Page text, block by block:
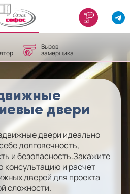
Вызов
замерщика
двери
двери идеально
долговечность,
и безопасность.Закажите
консультацию и расчет
дверей для проекта
сложности.